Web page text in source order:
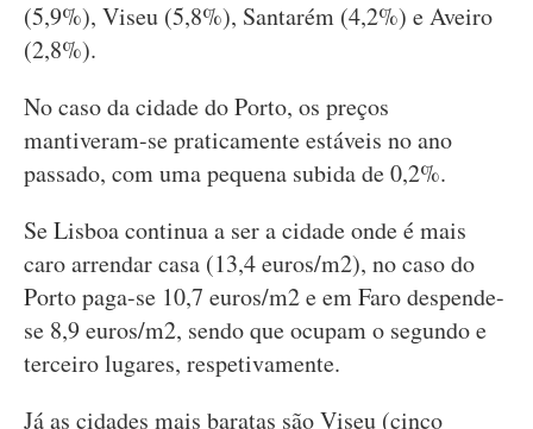
(5,9%), Viseu (5,8%), Santarém (4,2%) e Aveiro
(2,8%).
No caso da cidade do Porto, os preços
mantiveram-se praticamente estáveis no ano
passado, com uma pequena subida de 0,2%.
Se Lisboa continua a ser a cidade onde é mais
caro arrendar casa (13,4 euros/m2), no caso do
Porto paga-se 10,7 euros/m2 e em Faro despende-
se 8,9 euros/m2, sendo que ocupam o segundo e
terceiro lugares, respetivamente.
Já as cidades mais baratas são Viseu (cinco